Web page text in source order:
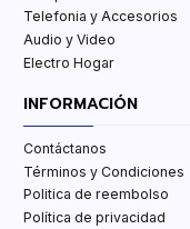
Telefonia y Accesorios
Audio y Video
Electro Hogar
INFORMACIÓN
Contáctanos
Términos y Condiciones
Politica de reembolso
Política de privacidad